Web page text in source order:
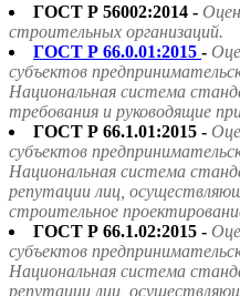
ГОСТ Р 56002:2014 -
строительных организаций.
ГОСТ Р 66.0.01:2015 -
субъектов
Национальная система
требования и руководящие
ГОСТ Р 66.1.01:2015 -
субъектов
Национальная система
репутации лиц,
строительное
ГОСТ Р 66.1.02:2015 -
субъектов
Национальная система
репутации лиц,